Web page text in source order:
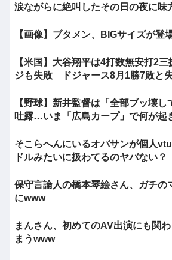
涙ながらに絶叫したその日の夜に味
【画像】ブタメン、BIGサイズが登
【米国】大谷翔平は4打数無安打2
ジも失敗 ドジャース8月1勝7敗と
【野球】新井監督は「全部ブッ壊し
吐露…いま「広島カープ」で何が起
そこらへんにいるオバサンが個人
ドルみたいに扱わてるのヤバない？
保守言論人の橋本琴絵さん、ガチの
にwww
まんさん、初めてのAV出演にも関
まうwww